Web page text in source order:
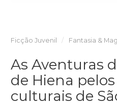
Ficção Juvenil Fantasia &
As Aventuras
de Hiena
culturais de